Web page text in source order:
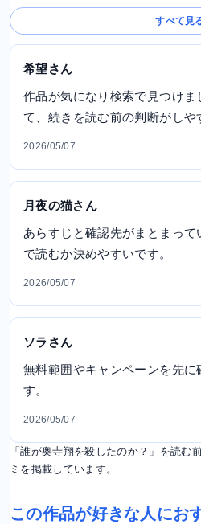
すべて見
希望さん
作品が気になり検索で見つけま
て、続きを読む前の判断がしや
2026/05/07
月夜の猫さん
あらすじと確認先がまとまって
で読むか決めやすいです。
2026/05/07
ソラさん
無料範囲やキャンペーンを先
す。
2026/05/07
「誰が奥寺翔を殺したのか？」を読む
ミを掲載しています。
この作品が好きな人にお